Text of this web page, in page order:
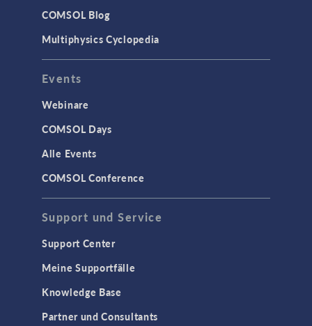
COMSOL Blog
Multiphysics Cyclopedia
Events
Webinare
COMSOL Days
Alle Events
COMSOL Conference
Support und Service
Support Center
Meine Supportfälle
Knowledge Base
Partner und Consultants